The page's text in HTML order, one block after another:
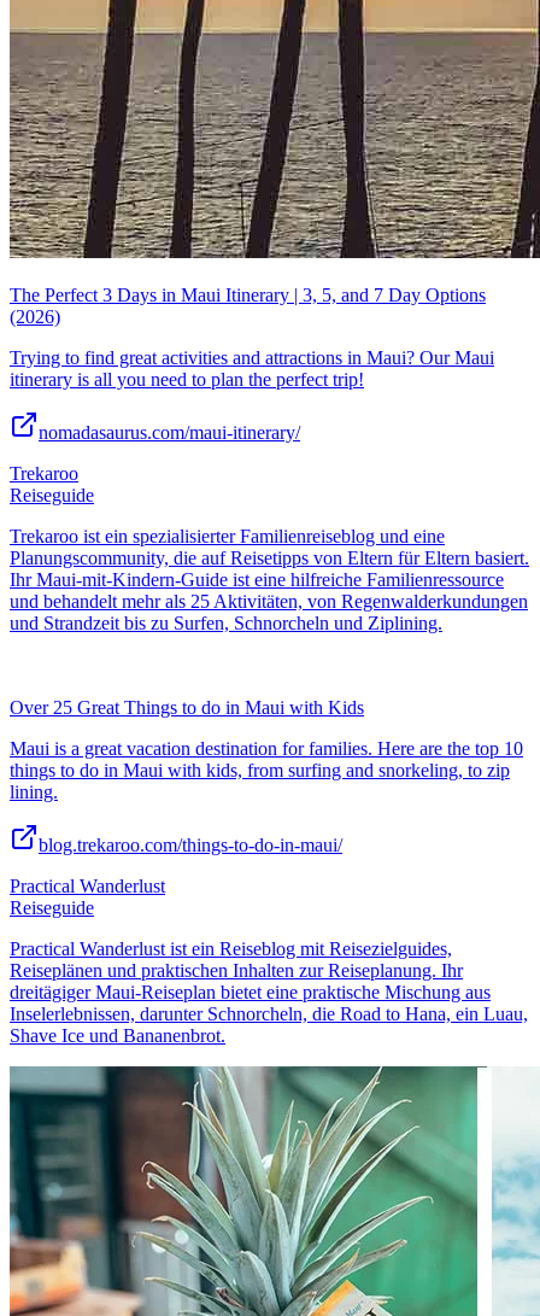
The Perfect 3 Days in Maui Itinerary | 3, 5, and 7 Day Options
(2026)
Trying to find great activities and attractions in Maui? Our Maui
itinerary is all you need to plan the perfect trip!
nomadasaurus.com/maui-itinerary/
Trekaroo
Reiseguide
Trekaroo ist ein spezialisierter Familienreiseblog und eine
Planungscommunity, die auf Reisetipps von Eltern für Eltern basiert.
Ihr Maui-mit-Kindern-Guide ist eine hilfreiche Familienressource
und behandelt mehr als 25 Aktivitäten, von Regenwalderkundungen
und Strandzeit bis zu Surfen, Schnorcheln und Ziplining.
Over 25 Great Things to do in Maui with Kids
Maui is a great vacation destination for families. Here are the top 10
things to do in Maui with kids, from surfing and snorkeling, to zip
lining.
blog.trekaroo.com/things-to-do-in-maui/
Practical Wanderlust
Reiseguide
Practical Wanderlust ist ein Reiseblog mit Reisezielguides,
Reiseplänen und praktischen Inhalten zur Reiseplanung. Ihr
dreitägiger Maui-Reiseplan bietet eine praktische Mischung aus
Inselerlebnissen, darunter Schnorcheln, die Road to Hana, ein Luau,
Shave Ice und Bananenbrot.